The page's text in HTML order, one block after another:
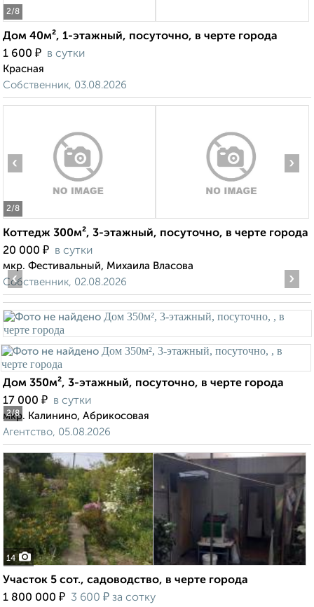
2/8
Дом 40м², 1-этажный, посуточно, в черте города
1 600 ₽ в сутки
Красная
Собственник, 03.08.2026
2/8
‹ ›
Коттедж 300м², 3-этажный, посуточно, в черте города
20 000 ₽ в сутки
мкр. Фестивальный, Михаила Власова
Собственник, 02.08.2026
2/8
‹ ›
Дом 350м², 3-этажный, посуточно, в черте города
17 000 ₽ в сутки
мкр. Калинино, Абрикосовая
Агентство, 05.08.2026
14
Участок 5 сот., садоводство, в черте города
1 800 000 ₽ 3 600 ₽ за сотку